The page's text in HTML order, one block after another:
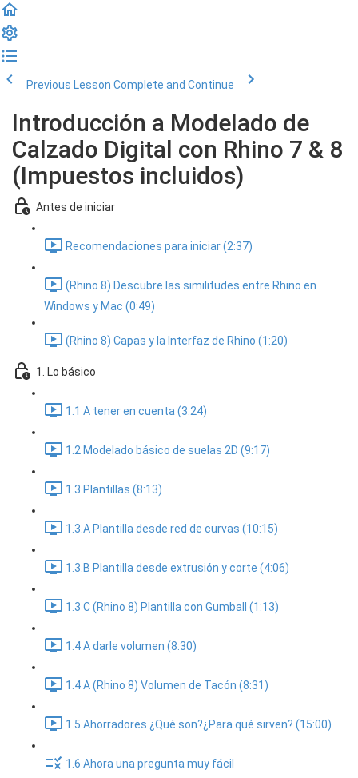
Previous Lesson Complete and Continue
Introducción a Modelado de
Calzado Digital con Rhino 7 & 8
(Impuestos incluidos)
Antes de iniciar
Recomendaciones para iniciar (2:37)
(Rhino 8) Descubre las similitudes entre Rhino en
Windows y Mac (0:49)
(Rhino 8) Capas y la Interfaz de Rhino (1:20)
1. Lo básico
1.1 A tener en cuenta (3:24)
1.2 Modelado básico de suelas 2D (9:17)
1.3 Plantillas (8:13)
1.3.A Plantilla desde red de curvas (10:15)
1.3.B Plantilla desde extrusión y corte (4:06)
1.3 C (Rhino 8) Plantilla con Gumball (1:13)
1.4 A darle volumen (8:30)
1.4 A (Rhino 8) Volumen de Tacón (8:31)
1.5 Ahorradores ¿Qué son?¿Para qué sirven? (15:00)
1.6 Ahora una pregunta muy fácil